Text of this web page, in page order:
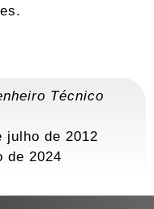
Técnico
julho de 2012
de 2024